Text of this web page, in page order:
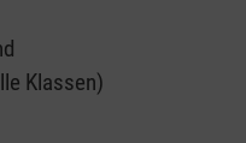
Klassen)